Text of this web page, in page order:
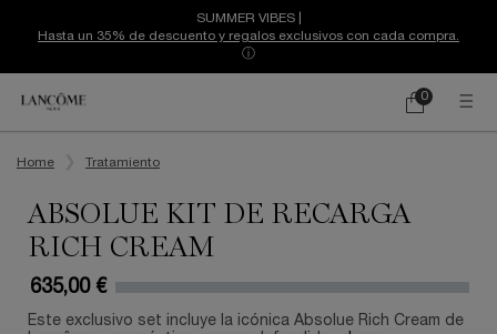
SUMMER VIBES |
Hasta un 35% de descuento y regalos exclusivos con cada compra.
ⓘ
Mi
0
0 producto
Home
Tratamiento
ABSOLUE KIT DE RECARGA
RICH CREAM
635,00 €
Este exclusivo set incluye la icónica Absolue Rich Cream de